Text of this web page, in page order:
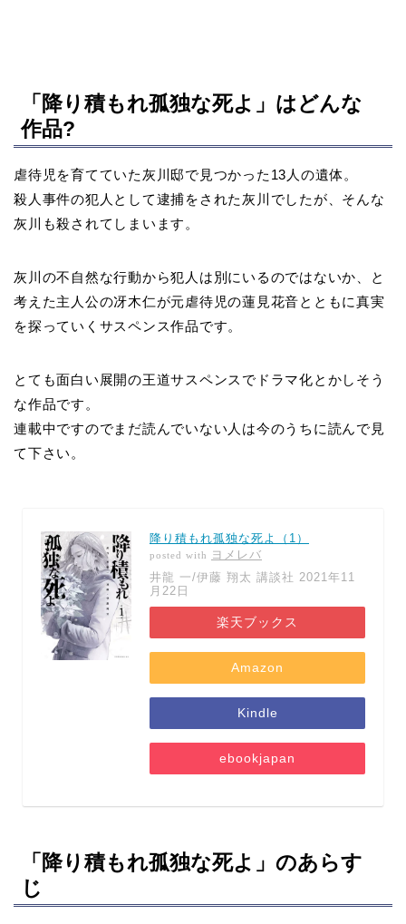
「降り積もれ孤独な死よ」はどんな
作品?
虐待児を育てていた灰川邸で見つかった13人の遺体。
殺人事件の犯人として逮捕をされた灰川でしたが、そんな
灰川も殺されてしまいます。
灰川の不自然な行動から犯人は別にいるのではないか、と
考えた主人公の冴木仁が元虐待児の蓮見花音とともに真実
を探っていくサスペンス作品です。
とても面白い展開の王道サスペンスでドラマ化とかしそう
な作品です。
連載中ですのでまだ読んでいない人は今のうちに読んで見
て下さい。
降り積もれ孤独な死よ（1）
posted with
ヨメレバ
井龍 一/伊藤 翔太 講談社 2021年11
月22日
楽天ブックス
Amazon
Kindle
ebookjapan
「降り積もれ孤独な死よ」のあらす
じ